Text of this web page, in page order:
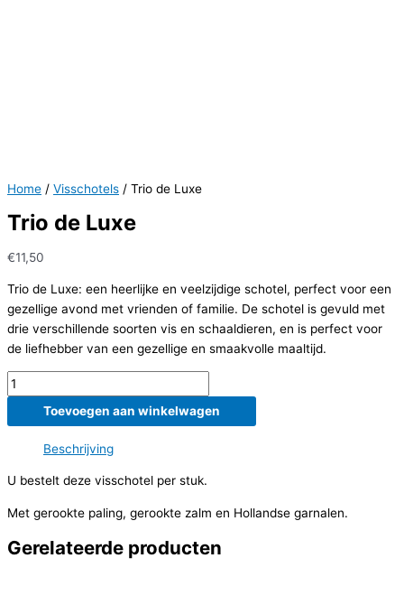
Home / Visschotels / Trio de Luxe
Trio de Luxe
€11,50
Trio de Luxe: een heerlijke en veelzijdige schotel, perfect voor een
gezellige avond met vrienden of familie. De schotel is gevuld met
drie verschillende soorten vis en schaaldieren, en is perfect voor
de liefhebber van een gezellige en smaakvolle maaltijd.
Trio
de
Toevoegen aan winkelwagen
Beschrijving
U bestelt deze visschotel per stuk.
Met gerookte paling, gerookte zalm en Hollandse garnalen.
Gerelateerde producten